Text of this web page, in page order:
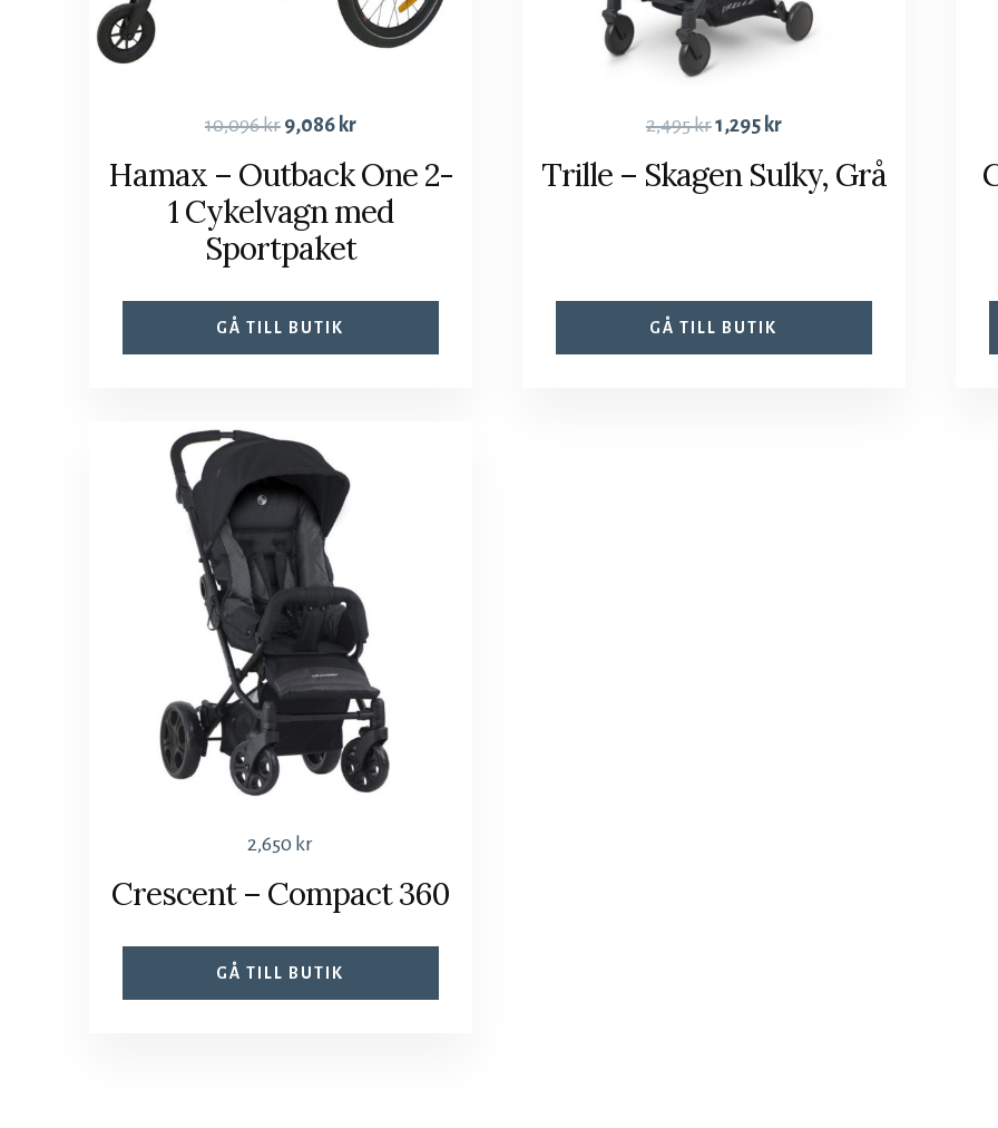
10,096kr 9,086 kr
Hamax – Outback One 2-
1 Cykelvagn med
Sportpaket
GÅ TILL BUTIK
2,495kr1,295 kr
Trille – Skagen Sulky, Grå
GÅ TILL BUTIK
2,650 kr
Crescent – Compact 360
GÅ TILL BUTIK